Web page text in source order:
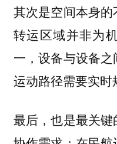
其次是空间本身
转运区域并非为
一，设备与设备
运动路径需要实时
最后，也是最关